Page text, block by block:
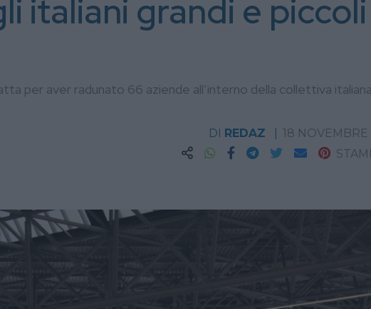
italiani grandi e piccoli
per aver radunato 66 aziende all’interno della collettiva italiana
DI REDAZ
18